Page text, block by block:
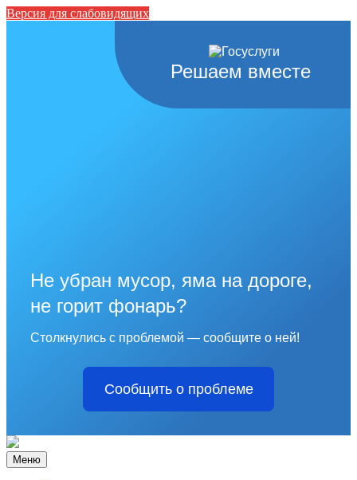
Версия для слабовидящих
Решаем вместе
Не убран мусор, яма на дороге,
не горит фонарь?
Столкнулись с проблемой — сообщите о ней!
Сообщить о проблеме
Меню